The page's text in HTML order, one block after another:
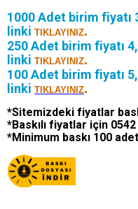
1000 Adet birim fiyatı
linki TIKLAYINIZ.
250 Adet birim fiyatı
linki TIKLAYINIZ.
100 Adet birim fiyatı
linki TIKLAYINIZ.
*Sitemizdeki fiyatlar
*Baskılı fiyatlar için
*Minimum baskı 100